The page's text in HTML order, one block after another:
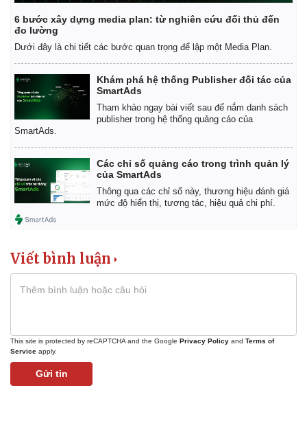
Thể thao
6 bước xây dựng media plan: từ nghiên cứu đối thủ đến
đo lường
Dưới đây là chi tiết các bước quan trọng để lập một Media Plan.
Khám phá hệ thống Publisher đối tác của
SmartAds
Tham khảo ngay bài viết sau để nắm danh sách
publisher trong hệ thống quảng cáo của
SmartAds.
Các chỉ số quảng cáo trong trình quản lý
của SmartAds
Thông qua các chỉ số này, thương hiệu đánh giá
mức độ hiển thị, tương tác, hiệu quả chi phí.
Viết bình luận
This site is protected by reCAPTCHA and the Google Privacy Policy and Terms of
Service apply.
Gửi tin